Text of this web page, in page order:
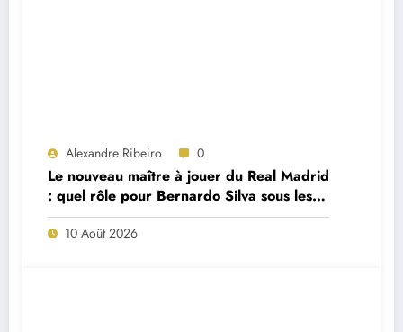
Alexandre Ribeiro 0
Le nouveau maître à jouer du Real Madrid
: quel rôle pour Bernardo Silva sous les
ordres de José Mourinho ?
10 Août 2026